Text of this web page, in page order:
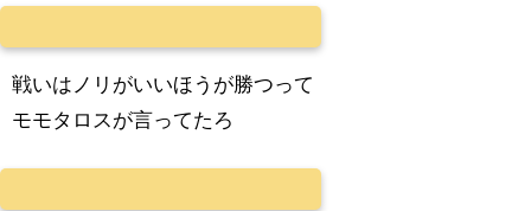
戦いはノリがいいほうが勝つって
モモタロスが言ってたろ